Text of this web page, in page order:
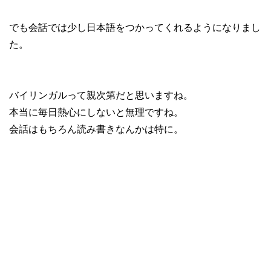
でも会話では少し日本語をつかってくれるようになりまし
た。
バイリンガルって親次第だと思いますね。
本当に毎日熱心にしないと無理ですね。
会話はもちろん読み書きなんかは特に。